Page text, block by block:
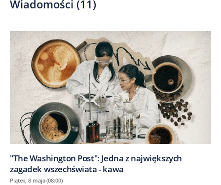
Wiadomości (11)
"The Washington Post": Jedna z największych
zagadek wszechświata - kawa
Piątek, 8 maja (08:00)